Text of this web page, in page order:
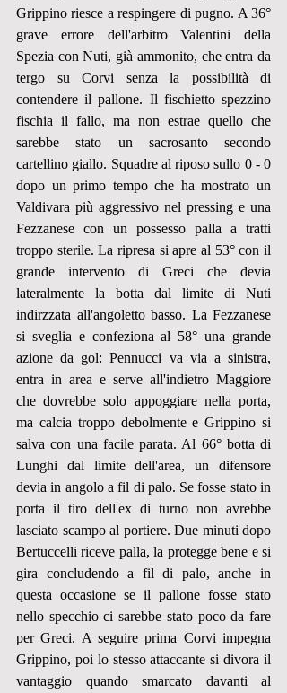
Grippino riesce a respingere di pugno. A 36°
grave errore dell'arbitro Valentini della
Spezia con Nuti, già ammonito, che entra da
tergo su Corvi senza la possibilità di
contendere il pallone. Il fischietto spezzino
fischia il fallo, ma non estrae quello che
sarebbe stato un sacrosanto secondo
cartellino giallo. Squadre al riposo sullo 0 - 0
dopo un primo tempo che ha mostrato un
Valdivara più aggressivo nel pressing e una
Fezzanese con un possesso palla a tratti
troppo sterile. La ripresa si apre al 53° con il
grande intervento di Greci che devia
lateralmente la botta dal limite di Nuti
indirzzata all'angoletto basso. La Fezzanese
si sveglia e confeziona al 58° una grande
azione da gol: Pennucci va via a sinistra,
entra in area e serve all'indietro Maggiore
che dovrebbe solo appoggiare nella porta,
ma calcia troppo debolmente e Grippino si
salva con una facile parata. Al 66° botta di
Lunghi dal limite dell'area, un difensore
devia in angolo a fil di palo. Se fosse stato in
porta il tiro dell'ex di turno non avrebbe
lasciato scampo al portiere. Due minuti dopo
Bertuccelli riceve palla, la protegge bene e si
gira concludendo a fil di palo, anche in
questa occasione se il pallone fosse stato
nello specchio ci sarebbe stato poco da fare
per Greci. A seguire prima Corvi impegna
Grippino, poi lo stesso attaccante si divora il
vantaggio quando smarcato davanti al